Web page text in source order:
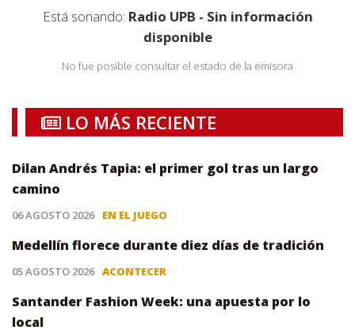
Está sonando: Radio UPB - Sin información
disponible
No fue posible consultar el estado de la emisora
LO MÁS RECIENTE
Dilan Andrés Tapia: el primer gol tras un largo
camino
06 AGOSTO 2026 EN EL JUEGO
Medellín florece durante diez días de tradición
05 AGOSTO 2026 ACONTECER
Santander Fashion Week: una apuesta por lo
local